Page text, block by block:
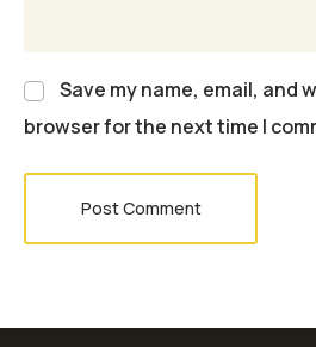
Save my name, email, and
browser for the next time I
Post Comment